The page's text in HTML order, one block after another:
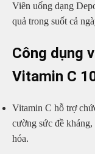
Viên uống dạng
quả trong suốt cả
Công dụng
Vitamin C
Vitamin C hỗ trợ
cường sức đề
hóa.